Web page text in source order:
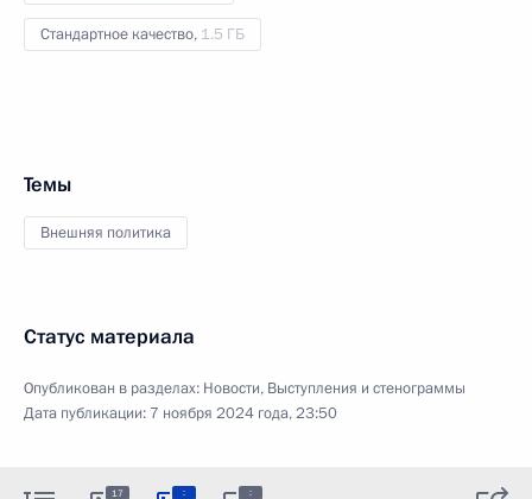
Стандартное качество, 1.5 ГБ
Темы
Внешняя политика
Статус материала
Опубликован в разделах: Новости, Выступления и стенограммы
Дата публикации: 7 ноября 2024 года, 23:50
17 : :